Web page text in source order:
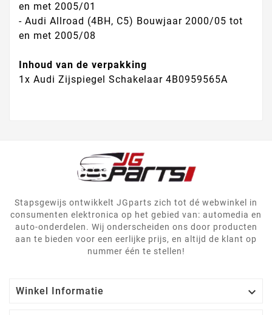
en met 2005/01
- Audi Allroad (4BH, C5) Bouwjaar 2000/05 tot
en met 2005/08
Inhoud van de verpakking
1x Audi Zijspiegel Schakelaar 4B0959565A
Stapsgewijs ontwikkelt JGparts zich tot dé webwinkel in
consumenten elektronica op het gebied van: automedia en
auto-onderdelen. Wij onderscheiden ons door producten
aan te bieden voor een eerlijke prijs, en altijd de klant op
nummer één te stellen!
Winkel Informatie 